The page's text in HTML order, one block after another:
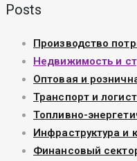
Posts
Производство
Недвижимость и
Оптовая и
Транспорт и
Топливно-
Инфраструктура и
Финансовый